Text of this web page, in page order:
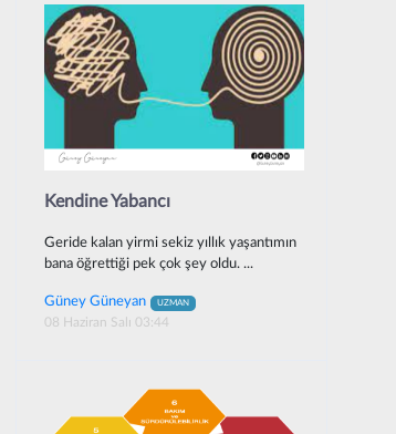
Kendine Yabancı
Geride kalan yirmi sekiz yıllık yaşantımın
bana öğrettiği pek çok şey oldu. ...
Güney Güneyan UZMAN
08 Haziran Salı 03:44